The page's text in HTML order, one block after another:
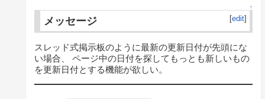
↑
メッセージ [edit]
スレッド式掲示板のように最新の更新日付が先頭にな
い場合、 ページ中の日付を探してもっとも新しいもの
を更新日付とする機能が欲しい。